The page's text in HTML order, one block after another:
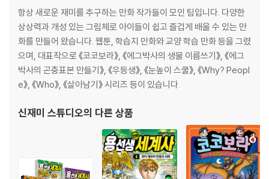
항상 새로운 재미를 추구하는 만화 작가들이 모인 팀입니다. 다양한
상상력과 개성 있는 그림체로 아이들이 쉽고 즐겁게 배울 수 있는 만
화를 만들어 왔습니다. 웹툰, 학습지 만화와 교양 학습 만화 등을 그렸
으며, 대표작으로 《코코보라》, 《에그박사의 생물 이름쓰기》, 《에그
박사의 곤충표본 만들기》, 《우등생》, 《눈높이 스쿨》, 《Why? Peopl
e》, 《Who》, 《살아남기》 시리즈 등이 있습니다.
신재미 스튜디오의 다른 상품